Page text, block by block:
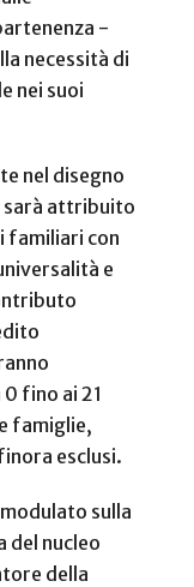
-
necessità di
nei suoi
nel disegno
sarà attribuito
familiari con
e
fino ai 21
famiglie,
esclusi.
sulla
del nucleo
della